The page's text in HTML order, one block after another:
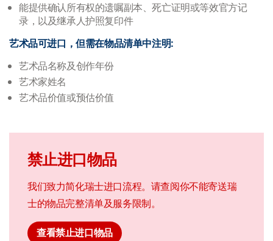
能提供确认所有权的遗嘱副本、死亡证明或等效官方记
录，以及继承人护照复印件
艺术品可进口，但需在物品清单中注明:
艺术品名称及创作年份
艺术家姓名
艺术品价值或预估价值
禁止进口物品
我们致力简化瑞士进口流程。请查阅你不能寄送瑞
士的物品完整清单及服务限制。
查看禁止进口物品